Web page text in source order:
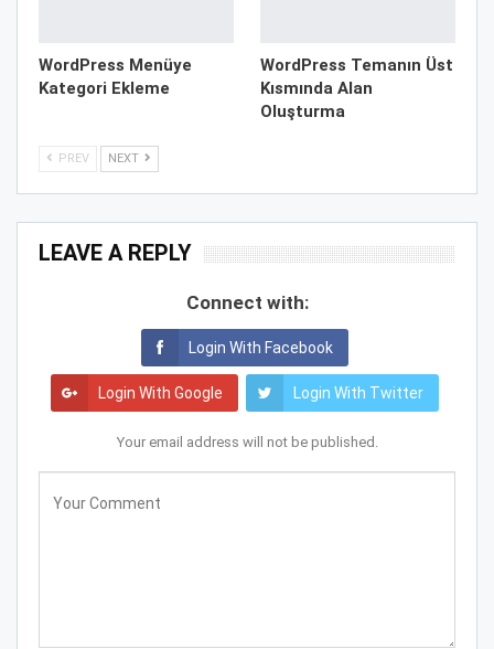
WordPress Menüye
Kategori Ekleme
WordPress Temanın Üst
Kısmında Alan
Oluşturma
PREV NEXT
LEAVE A REPLY
Connect with:
Login With Facebook
Login With Google Login With Twitter
Your email address will not be published.